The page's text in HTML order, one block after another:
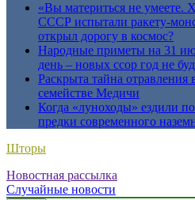
«Вы материться не умеете.
СССР испытали ракету-
открыл дорогу в космос?
Народные приметы на 31
день – новых ссор год не
Раскрыта тайна
семействе Медичи
Когда «луноходы» ездили
предки современного
Шторы
Новостная рассылка
Случайные новости